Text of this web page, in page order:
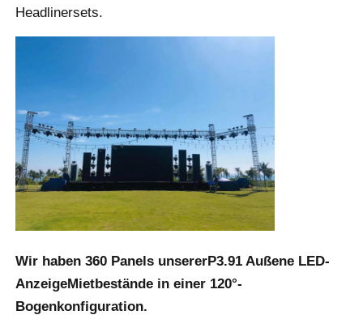
SMD LED-Bildschirm
LED-Werbetafel im Freien
Headlinersets.
Wir haben 360 Panels unsererP3.91 Außene LED-
AnzeigeMietbestände in einer 120°-
Bogenkonfiguration.